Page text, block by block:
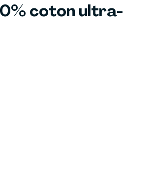
coton ultra-